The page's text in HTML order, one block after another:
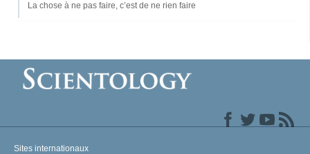
La chose à ne pas faire, c’est de ne rien faire
Sites internationaux